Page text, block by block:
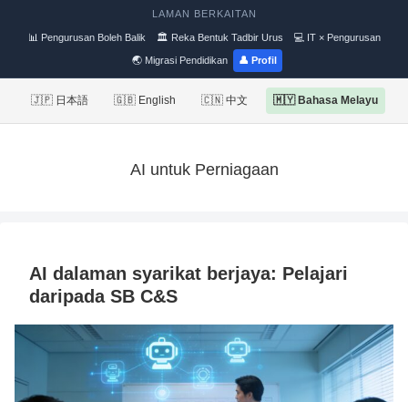
LAMAN BERKAITAN
📊 Pengurusan Boleh Balik 🏛 Reka Bentuk Tadbir Urus 💻 IT × Pengurusan
🌏 Migrasi Pendidikan 👤 Profil
🇯🇵 日本語 🇬🇧 English 🇨🇳 中文 🇲🇾 Bahasa Melayu
AI untuk Perniagaan
AI dalaman syarikat berjaya: Pelajari
daripada SB C&S